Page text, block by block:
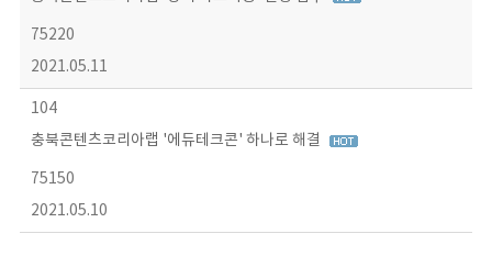
75220
2021.05.11
104
충북콘텐츠코리아랩 '에듀테크콘' 하나로 해결
75150
2021.05.10